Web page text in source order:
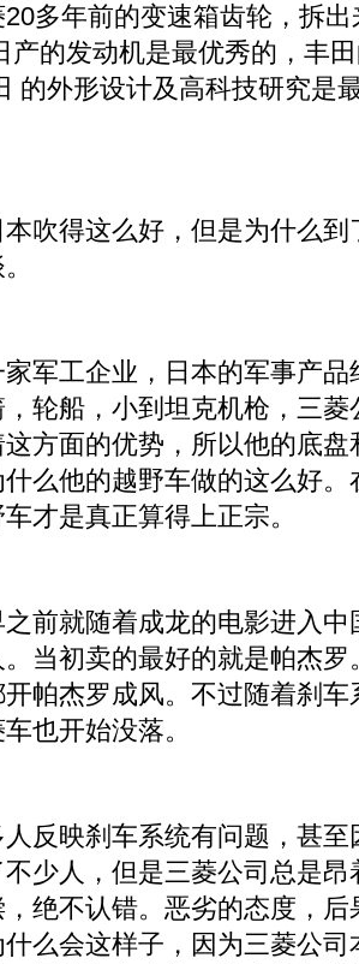
多年前的变速箱齿轮，拆
产的发动机是最优秀的，丰
的外形设计及高科技研究是
得这么好，但是为什么到
工企业，日本的军事产品
轮船，小到坦克机枪，三
方面的优势，所以他的底
么他的越野车做的这么好
才是真正算得上正宗。
就随着成龙的电影进入中
当初卖的最好的就是帕杰
帕杰罗成风。不过随着刹
也开始没落。
映刹车系统有问题，甚至
少人，但是三菱公司总是
，绝不认错。恶劣的态度，
么会这样子，因为三菱公